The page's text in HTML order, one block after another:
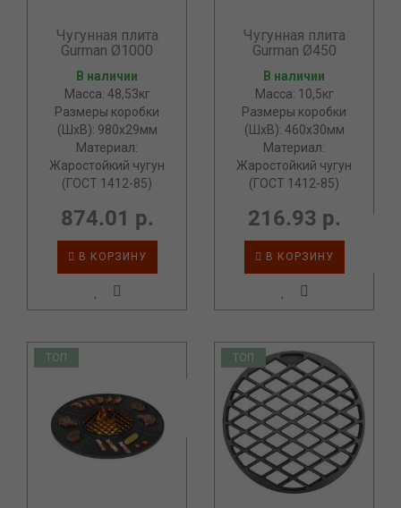
Чугунная плита
Gurman Ø1000
В наличии
Масса: 48,53кг
Размеры коробки
(ШхВ): 980х29мм
Материал:
Жаростойкий чугун
(ГОСТ 1412-85)
874.01 р.
В КОРЗИНУ
Чугунная плита
Gurman Ø450
В наличии
Масса: 10,5кг
Размеры коробки
(ШхВ): 460х30мм
Материал:
Жаростойкий чугун
(ГОСТ 1412-85)
216.93 р.
В КОРЗИНУ
ТОП ТОП